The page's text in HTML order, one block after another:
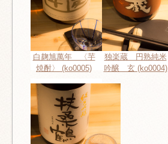
白麹旭萬年 〈芋
焼酎〉 (ko0005)
独楽蔵 円熟純米
吟醸 玄 (ko0004)